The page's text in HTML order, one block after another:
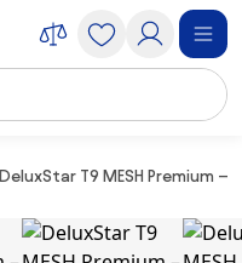
DeluxStar T9 MESH Premium